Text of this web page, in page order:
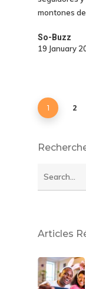
montones de
So-Buzz
19 January
1 2
Articles